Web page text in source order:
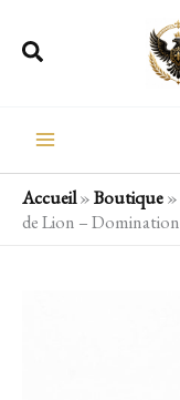
Rechercher
Accueil»Boutique»
de Lion – Domination